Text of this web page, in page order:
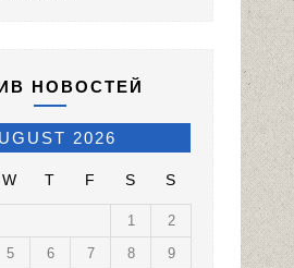
НОВОСТЕЙ
2026
W T F S S
1
2
5 6 7 8
9